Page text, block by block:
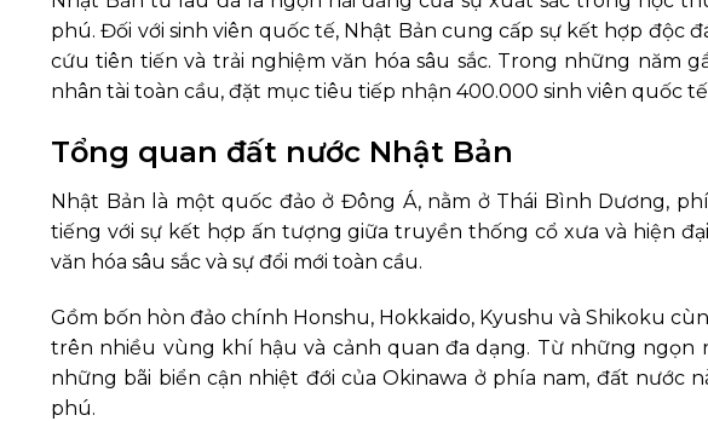
phú. Đối với sinh viên quốc tế, Nhật Bản cung cấp sự kết hợp độc
cứu tiên tiến và trải nghiệm văn hóa sâu sắc. Trong những năm
nhân tài toàn cầu, đặt mục tiêu tiếp nhận 400.000 sinh viên quốc
Tổng quan đất nước Nhật Bản
Nhật Bản là một quốc đảo ở Đông Á, nằm ở Thái Bình Dương,
tiếng với sự kết hợp ấn tượng giữa truyền thống cổ xưa và hiện
văn hóa sâu sắc và sự đổi mới toàn cầu.
Gồm bốn hòn đảo chính Honshu, Hokkaido, Kyushu và Shikoku
trên nhiều vùng khí hậu và cảnh quan đa dạng. Từ những ngọn
những bãi biển cận nhiệt đới của Okinawa ở phía nam, đất nước
phú.